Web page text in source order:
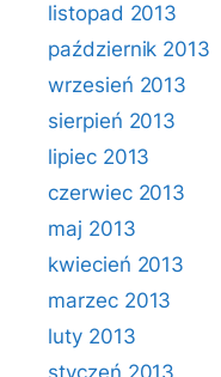
listopad 2013
październik 2013
wrzesień 2013
sierpień 2013
lipiec 2013
czerwiec 2013
maj 2013
kwiecień 2013
marzec 2013
luty 2013
styczeń 2013